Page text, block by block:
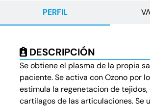
PERFIL
DESCRIPCIÓN
Se obtiene el plasma de la propia
paciente. Se activa con Ozono por
estimula la regenetacion de tejidos,
cartilagos de las articulaciones. Se